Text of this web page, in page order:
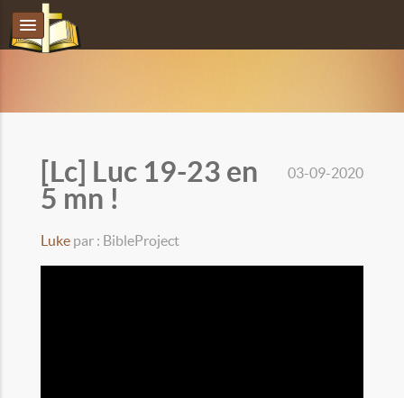
03-09-2020
[Lc] Luc 19-23 en
5 mn !
Luke par : BibleProject